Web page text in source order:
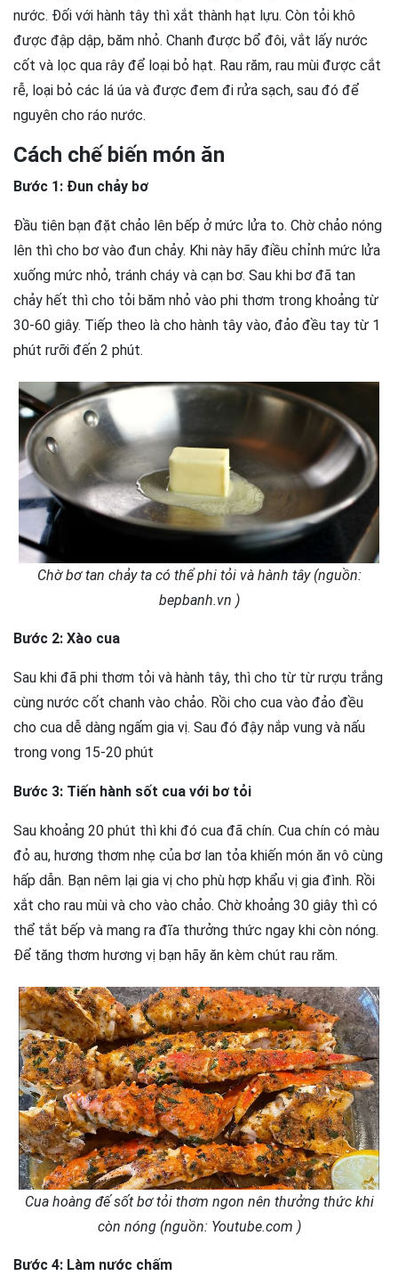
nước. Đối với hành tây thì xắt thành hạt lựu. Còn tỏi khô
được đập dập, băm nhỏ. Chanh được bổ đôi, vắt lấy nước
cốt và lọc qua rây để loại bỏ hạt. Rau răm, rau mùi được cắt
rễ, loại bỏ các lá úa và được đem đi rửa sạch, sau đó để
nguyên cho ráo nước.
Cách chế biến món ăn
Bước 1: Đun chảy bơ
Đầu tiên bạn đặt chảo lên bếp ở mức lửa to. Chờ chảo nóng
lên thì cho bơ vào đun chảy. Khi này hãy điều chỉnh mức lửa
xuống mức nhỏ, tránh cháy và cạn bơ. Sau khi bơ đã tan
chảy hết thì cho tỏi băm nhỏ vào phi thơm trong khoảng từ
30-60 giây. Tiếp theo là cho hành tây vào, đảo đều tay từ 1
phút rưỡi đến 2 phút.
Chờ bơ tan chảy ta có thể phi tỏi và hành tây (nguồn:
bepbanh.vn )
Bước 2: Xào cua
Sau khi đã phi thơm tỏi và hành tây, thì cho từ từ rượu trắng
cùng nước cốt chanh vào chảo. Rồi cho cua vào đảo đều
cho cua dễ dàng ngấm gia vị. Sau đó đậy nắp vung và nấu
trong vong 15-20 phút
Bước 3: Tiến hành sốt cua với bơ tỏi
Sau khoảng 20 phút thì khi đó cua đã chín. Cua chín có màu
đỏ au, hương thơm nhẹ của bơ lan tỏa khiến món ăn vô cùng
hấp dẫn. Bạn nêm lại gia vị cho phù hợp khẩu vị gia đình. Rồi
xắt cho rau mùi và cho vào chảo. Chờ khoảng 30 giây thì có
thể tắt bếp và mang ra đĩa thưởng thức ngay khi còn nóng.
Để tăng thơm hương vị bạn hãy ăn kèm chút rau răm.
Cua hoàng đế sốt bơ tỏi thơm ngon nên thưởng thức khi
còn nóng (nguồn: Youtube.com )
Bước 4: Làm nước chấm